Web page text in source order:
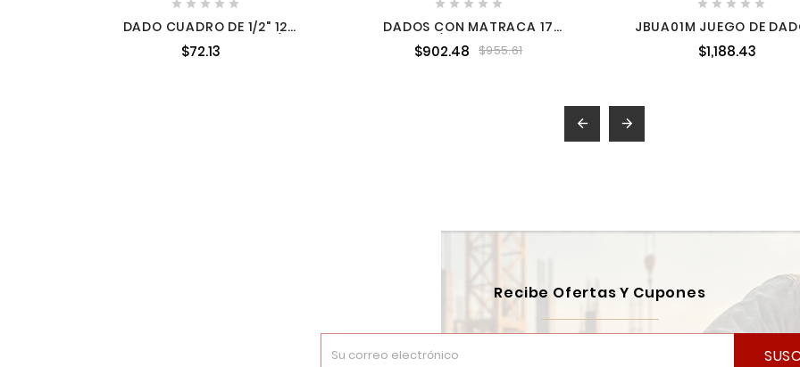
    
DADO CUADRO DE 1/2" 12
PUNTAS EN PULGADAS 13/16"
URREA 5426
$72.13
    
DADOS CON MATRACA 17
PIEZAS 1/2" NEIKO 02491A
$902.48 $955.61
    
JBUA01M JUEGO DE
ACCESORIOS CUADRO
MÉTRICO 10 PIEZAS
$1,188.43
 
Recibe Ofertas Y Cupones